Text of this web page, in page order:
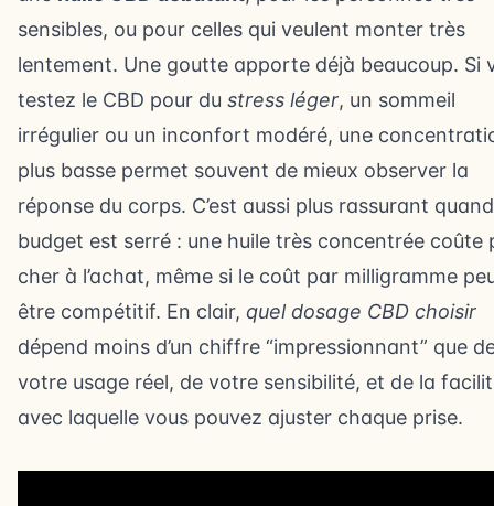
sensibles, ou pour celles qui veulent monter très
lentement. Une goutte apporte déjà beaucoup. Si
testez le CBD pour du stress léger, un sommeil
irrégulier ou un inconfort modéré, une
plus basse permet souvent de mieux observer la
réponse du corps. C’est aussi plus rassurant
budget est serré : une huile très concentrée coûte
cher à l’achat, même si le coût par milligramme
être compétitif. En clair, quel dosage CBD choisir
dépend moins d’un chiffre “impressionnant” que
votre usage réel, de votre sensibilité, et de la
avec laquelle vous pouvez ajuster chaque prise.